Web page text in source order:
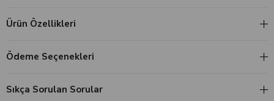
Ürün Özellikleri
Ödeme Seçenekleri
Sıkça Sorulan Sorular